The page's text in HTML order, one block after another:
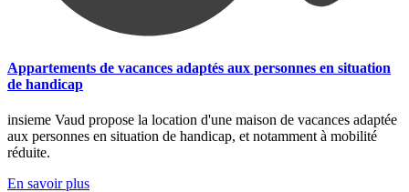
Appartements de vacances adaptés aux personnes en situation
de handicap
insieme Vaud propose la location d'une maison de vacances adaptée
aux personnes en situation de handicap, et notamment à mobilité
réduite.
En savoir plus